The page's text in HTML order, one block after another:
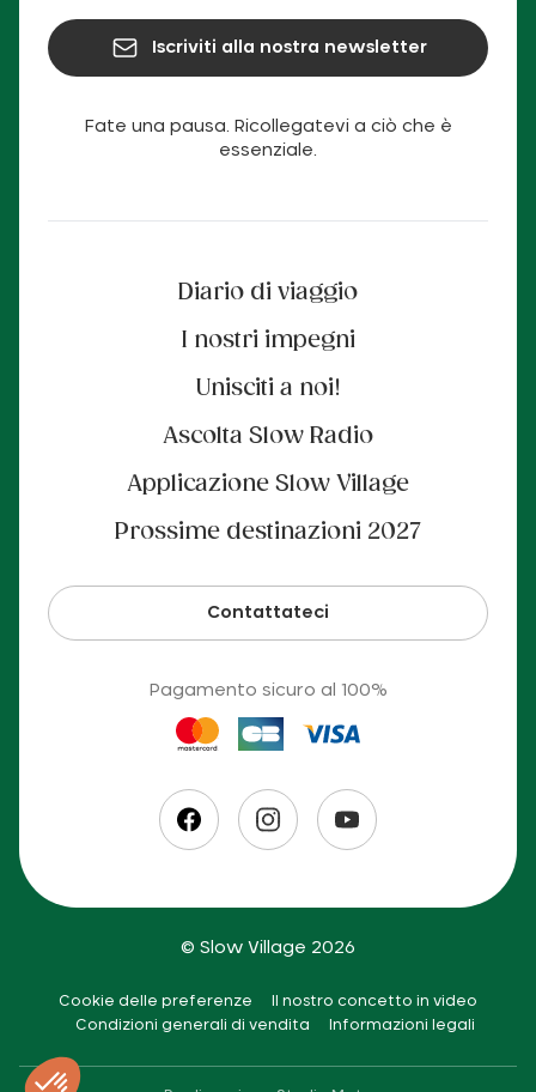
Fate una pausa. Ricollegatevi a ciò che è
essenziale.
Diario di viaggio
I nostri impegni
Unisciti a noi!
Ascolta Slow Radio
Applicazione Slow Village
Prossime destinazioni 2027
Contattateci
Pagamento sicuro al 100%
Iscriviti alla nostra newsletter
© Slow Village 2026
Cookie delle preferenze
Il nostro concetto in video
Condizioni generali di vendita
Informazioni legali